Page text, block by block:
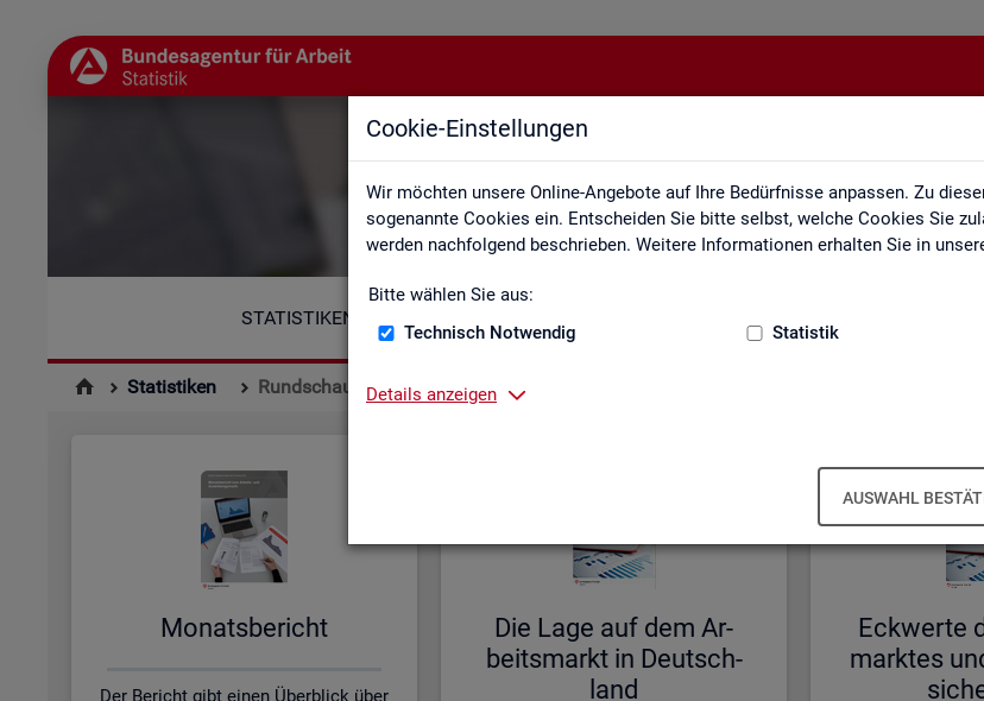
Cookie-Einstellungen
Wir möchten unsere Online-Angebote auf Ihre Bedürfnisse anpassen. Zu
sogenannte Cookies ein. Entscheiden Sie bitte selbst, welche Cookies Sie
werden nachfolgend beschrieben. Weitere Informationen erhalten Sie in
Bitte wählen Sie aus:
Technisch Notwendig
Statistik
Details anzeigen
AUSWAHL
Rundschau
STATISTIKEN
Statistiken Rundschau Arbeitsmarkt
Mo­nats­be­richt
Der Bericht gibt einen Überblick über
Die Lage auf dem Ar­
beits­markt in Deutsch­
land
Eck­wer­te
mark­tes